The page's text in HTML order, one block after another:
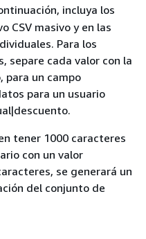
incluya los
CSV masivo y en las
Para los
separe cada valor con la
para un campo
para un usuario
tener 1000 caracteres
con un valor
se generará un
del conjunto de